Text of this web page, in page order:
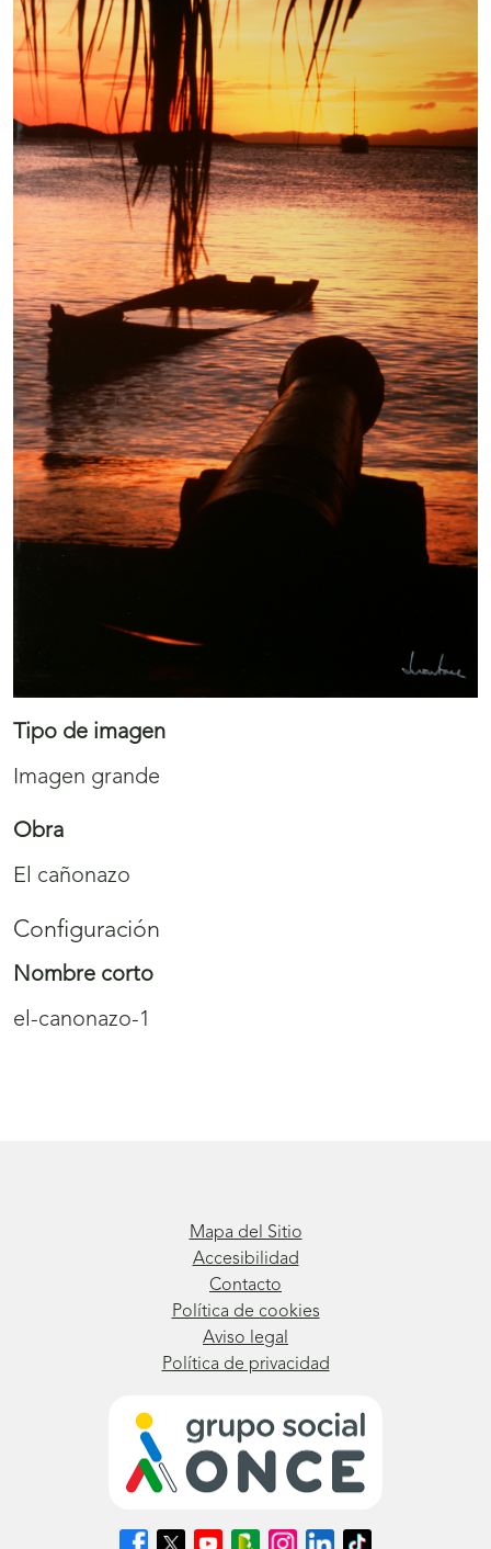
Tipo de imagen
Imagen grande
Obra
El cañonazo
Configuración
Nombre corto
el-canonazo-1
Mapa del Sitio
Accesibilidad
Contacto
Política de cookies
Aviso legal
Política de privacidad
SíguenosSíguenosSíguenosSíguenosSíguenosSíguenosSíguenos